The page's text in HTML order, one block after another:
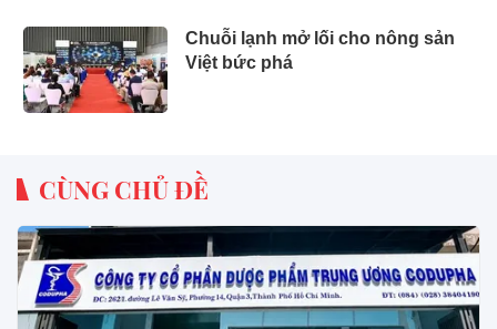
Chuỗi lạnh mở lối cho nông sản
Việt bức phá
CÙNG CHỦ ĐỀ